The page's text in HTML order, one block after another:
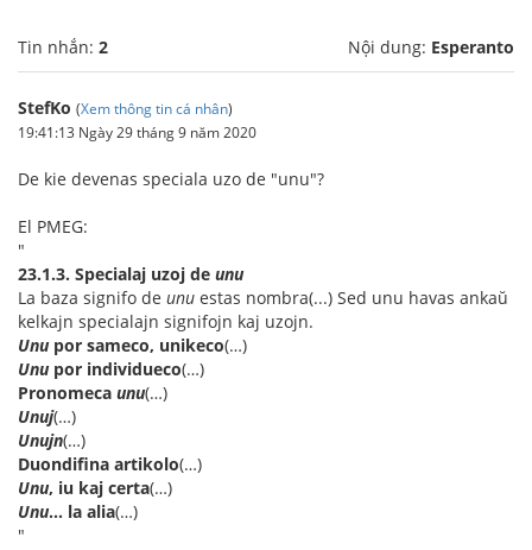
Tin nhắn: 2 Nội dung: Esperanto
StefKo (Xem thông tin cá nhân)
19:41:13 Ngày 29 tháng 9 năm 2020
De kie devenas speciala uzo de "unu"?
El PMEG:
"
23.1.3. Specialaj uzoj de unu
La baza signifo de unu estas nombra(...) Sed unu havas ankaŭ
kelkajn specialajn signifojn kaj uzojn.
Unupor sameco, unikeco(…)
Unupor individueco(…)
Pronomeca unu(…)
Unuj(…)
Unujn(…)
Duondifina artikolo(…)
Unu, iu kaj certa(…)
Unu... la alia(…)
"